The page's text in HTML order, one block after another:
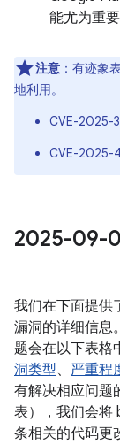
能尤为重要
注意 ：有迹象
地利用。
CVE-2025-
CVE-2025-
2025-09-
我们在下面提供
漏洞的详细信息
题会在以下表格
洞类型、 严重程
有解决相应问题
表），我们会将
条相关的代码更